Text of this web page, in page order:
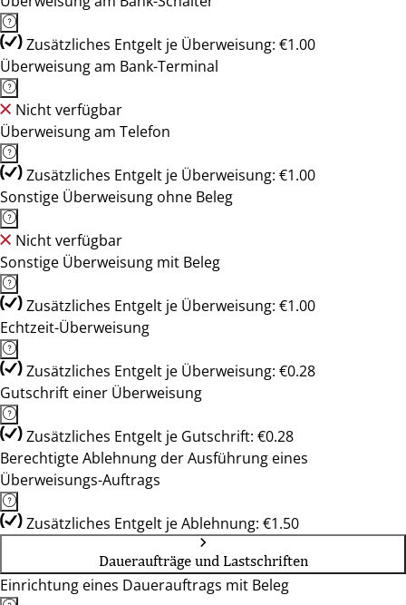
Zusätzliches Entgelt je Überweisung: €1.00
Überweisung am Bank-Terminal
Nicht verfügbar
Überweisung am Telefon
Zusätzliches Entgelt je Überweisung: €1.00
Sonstige Überweisung ohne Beleg
Nicht verfügbar
Sonstige Überweisung mit Beleg
Zusätzliches Entgelt je Überweisung: €1.00
Echtzeit-Überweisung
Zusätzliches Entgelt je Überweisung: €0.28
Gutschrift einer Überweisung
Zusätzliches Entgelt je Gutschrift: €0.28
Berechtigte Ablehnung der Ausführung eines
Überweisungs-Auftrags
Zusätzliches Entgelt je Ablehnung: €1.50
Daueraufträge und Lastschriften
Einrichtung eines Dauerauftrags mit Beleg